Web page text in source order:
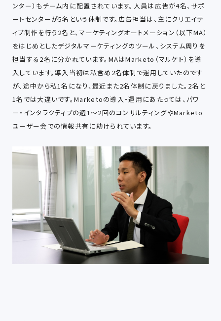
ンター）もチーム内に配置されています。人員は広告が4名、サポ
ートセンターが5名という体制です。広告担当は、主にクリエイテ
ィブ制作を行う2名と、マーケティングオートメーション（以下MA）
をはじめとしたデジタルマーケティングのツール、システム周りを
担当する2名に分かれています。MAはMarketo（マルケト）を導
入しています。導入当初は私含め2名体制で運用していたのです
が、途中から私1名になり、最近また2名体制に戻りました。2名と
1名では大違いです。Marketoの導入・運用にあたっては、パワ
ー・インタラクティブの週1～2回のコンサルティングやMarketo
ユーザー会での情報共有に助けられています。